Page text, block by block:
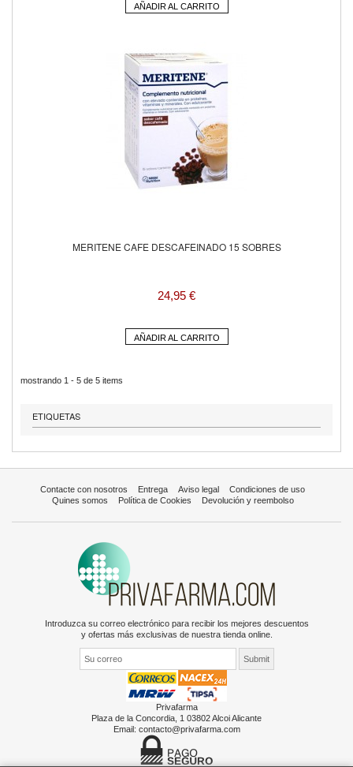
AÑADIR AL CARRITO
MERITENE CAFE DESCAFEINADO 15 SOBRES
24,95 €
AÑADIR AL CARRITO
mostrando 1 - 5 de 5 items
ETIQUETAS
Contacte con nosotros Entrega Aviso legal
Condiciones de uso
Quines somos
Política de Cookies Devolución y reembolso
Introduzca su correo electrónico para recibir los mejores descuentos
y ofertas más exclusivas de nuestra tienda online.
Privafarma
Plaza de la Concordia, 1 03802 Alcoi Alicante
Email: contacto@privafarma.com